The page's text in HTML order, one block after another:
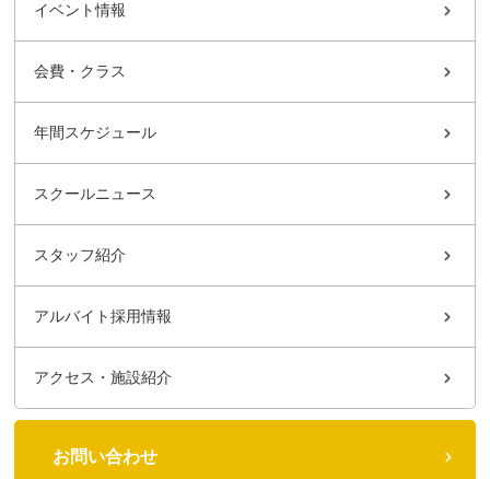
イベント情報
会費・クラス
年間スケジュール
スクールニュース
スタッフ紹介
アルバイト採用情報
アクセス・施設紹介
お問い合わせ